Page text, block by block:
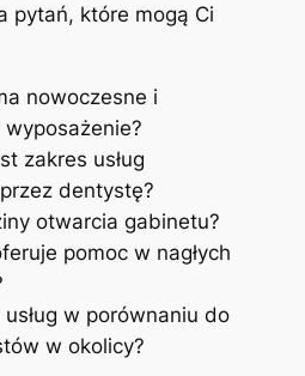
pytań, które mogą Ci
nowoczesne i
zakres usług
dentystę?
otwarcia gabinetu?
pomoc w nagłych
w porównaniu do
w okolicy?